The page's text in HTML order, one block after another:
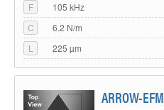
F
105 kHz
C
6.2 N/m
L
225 µm
ARROW-EFM